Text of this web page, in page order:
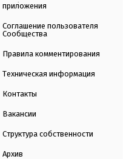
приложения
Соглашение пользователя
Сообщества
Правила комментирования
Техническая информация
Контакты
Вакансии
Структура собственности
Архив